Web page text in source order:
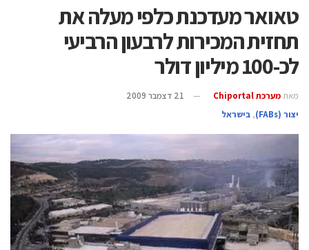
טאואר מעדכנת כלפי מעלה את
תחזית המכירות לרבעון הרביעי
לכ-100 מיליון דולר
מאת מערכת Chiportal
21 דצמבר 2009
‫יצור (‪(FABs‬‬
, בישראל